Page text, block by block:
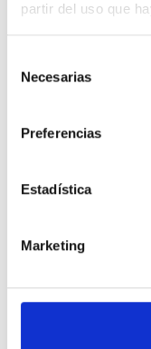
partir del uso que
Necesarias
Preferencias
Estadística
Marketing
SSCB0209
Certificado de